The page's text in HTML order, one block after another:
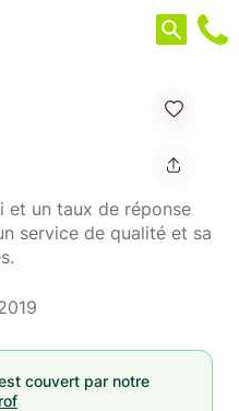
et un taux de réponse
service de qualité et sa
couvert par notre